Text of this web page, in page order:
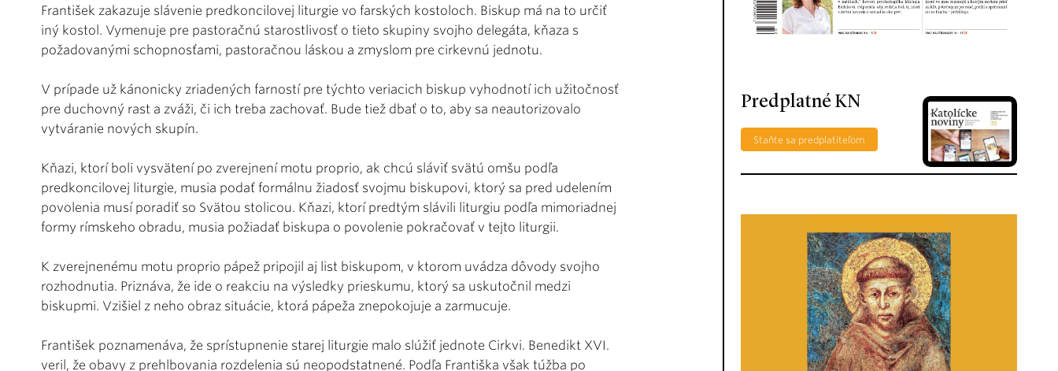
František zakazuje slávenie predkoncilovej liturgie vo farských kostoloch. Biskup má na to určiť
iný kostol. Vymenuje pre pastoračnú starostlivosť o tieto skupiny svojho delegáta, kňaza s
požadovanými schopnosťami, pastoračnou láskou a zmyslom pre cirkevnú jednotu.
V prípade už kánonicky zriadených farností pre týchto veriacich biskup vyhodnotí ich užitočnosť
pre duchovný rast a zváži, či ich treba zachovať. Bude tiež dbať o to, aby sa neautorizovalo
vytváranie nových skupín.
Kňazi, ktorí boli vysvätení po zverejnení motu proprio, ak chcú sláviť svätú omšu podľa
predkoncilovej liturgie, musia podať formálnu žiadosť svojmu biskupovi, ktorý sa pred udelením
povolenia musí poradiť so Svätou stolicou. Kňazi, ktorí predtým slávili liturgiu podľa mimoriadnej
formy rímskeho obradu, musia požiadať biskupa o povolenie pokračovať v tejto liturgii.
K zverejnenému motu proprio pápež pripojil aj list biskupom, v ktorom uvádza dôvody svojho
rozhodnutia. Priznáva, že ide o reakciu na výsledky prieskumu, ktorý sa uskutočnil medzi
biskupmi. Vzišiel z neho obraz situácie, ktorá pápeža znepokojuje a zarmucuje.
František poznamenáva, že sprístupnenie starej liturgie malo slúžiť jednote Cirkvi. Benedikt XVI.
veril, že obavy z prehlbovania rozdelenia sú neopodstatnené. Podľa Františka však túžba po
Predplatné KN
Staňte sa predplatiteľom